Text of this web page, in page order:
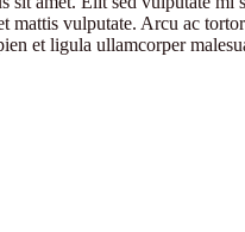
mattis vulputate. Arcu ac
et ligula ullamcorper